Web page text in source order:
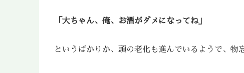
「大ちゃん、俺、お酒がダメになってね」
というばかりか、頭の老化も進んでいるようで、物